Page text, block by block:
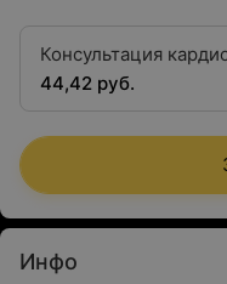
Консультация
квалификационной
44,42 руб.
Инфо